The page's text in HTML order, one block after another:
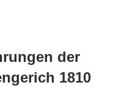
der
1810